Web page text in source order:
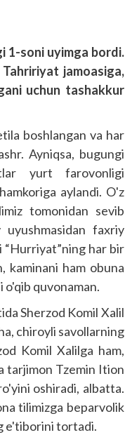
1-soni uyimga bordi.
jamoasiga,
uchun tashakkur
boshlangan va har
Ayniqsa, bugungi
yurt farovonligi
aylandi. O'z
tomonidan sevib
faxriy
har bir
kaminani ham obuna
o'qib quvonaman.
Sherzod Komil Xalil
chiroyli savollarning
Komil Xalilga ham,
tarjimon Tzemin Ition
oshiradi, albatta.
tilimizga beparvolik
e'tiborini tortadi.